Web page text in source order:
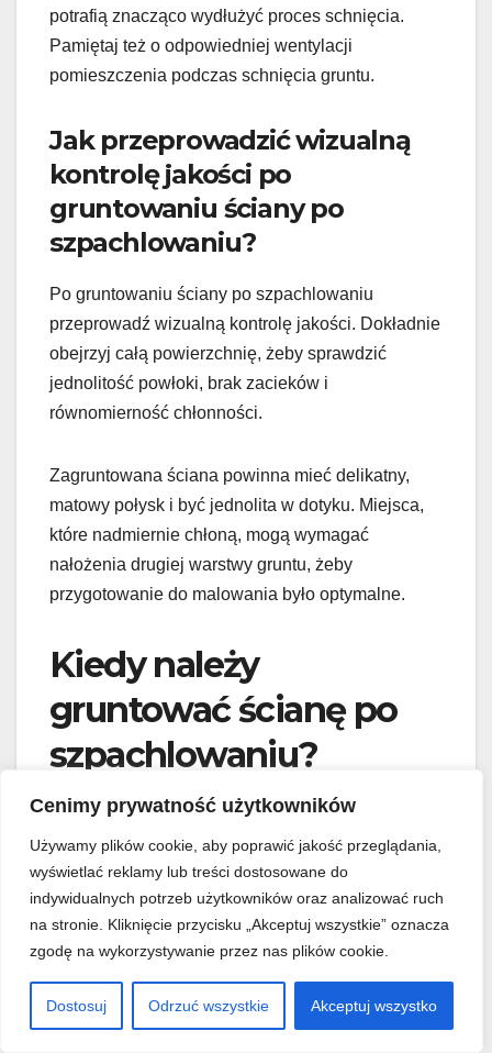
Cenimy prywatność użytkowników
Używamy plików cookie, aby poprawić jakość przeglądania,
wyświetlać reklamy lub treści dostosowane do
indywidualnych potrzeb użytkowników oraz analizować ruch
na stronie. Kliknięcie przycisku „Akceptuj wszystkie” oznacza
zgodę na wykorzystywanie przez nas plików cookie.
Dostosuj Odrzuć wszystkie Akceptuj wszystko
potrafią znacząco wydłużyć proces schnięcia.
Pamiętaj też o odpowiedniej wentylacji
pomieszczenia podczas schnięcia gruntu.
Jak przeprowadzić wizualną
kontrolę jakości po
gruntowaniu ściany po
szpachlowaniu?
Po gruntowaniu ściany po szpachlowaniu
przeprowadź wizualną kontrolę jakości. Dokładnie
obejrzyj całą powierzchnię, żeby sprawdzić
jednolitość powłoki, brak zacieków i
równomierność chłonności.
Zagruntowana ściana powinna mieć delikatny,
matowy połysk i być jednolita w dotyku. Miejsca,
które nadmiernie chłoną, mogą wymagać
nałożenia drugiej warstwy gruntu, żeby
przygotowanie do malowania było optymalne.
Kiedy należy
gruntować ścianę po
szpachlowaniu?
Gruntować ścianę po szpachlowaniu możesz
wyłącznie po całkowitym wyschnięciu masy
szpachlowej lub gładzi. To absolutny warunek,
żebyś uzyskał trwałą i estetyczną powłokę
malarską.